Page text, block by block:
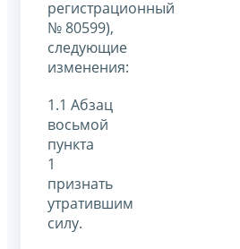
регистрационный
№ 80599),
следующие
изменения:
1.1 Абзац
восьмой
пункта
1
признать
утратившим
силу.